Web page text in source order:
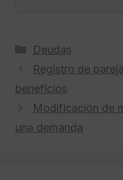
Categorías
Deudas
Registro de
beneficios
Modificación de
una demanda